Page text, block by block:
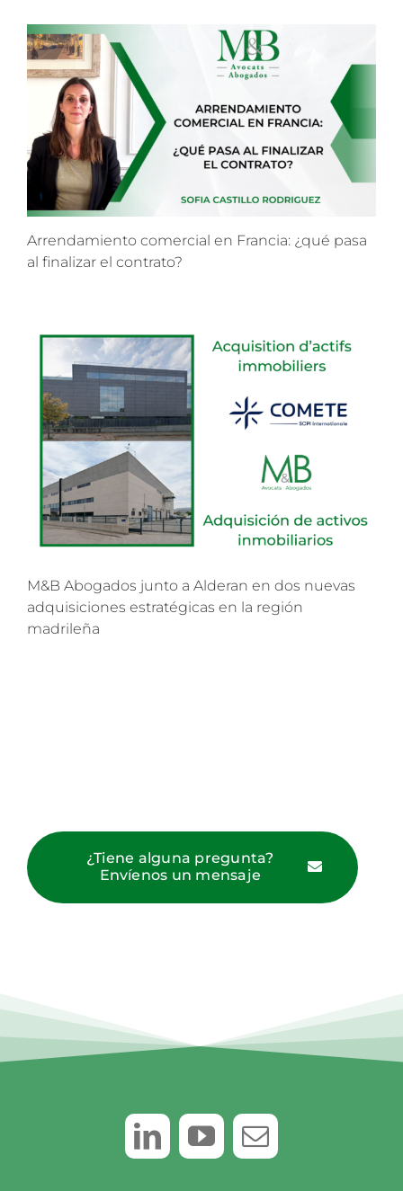
Arrendamiento comercial en Francia: ¿qué pasa
al finalizar el contrato?
M&B Abogados junto a Alderan en dos nuevas
adquisiciones estratégicas en la región
madrileña
¿Tiene alguna pregunta?
Envíenos un mensaje